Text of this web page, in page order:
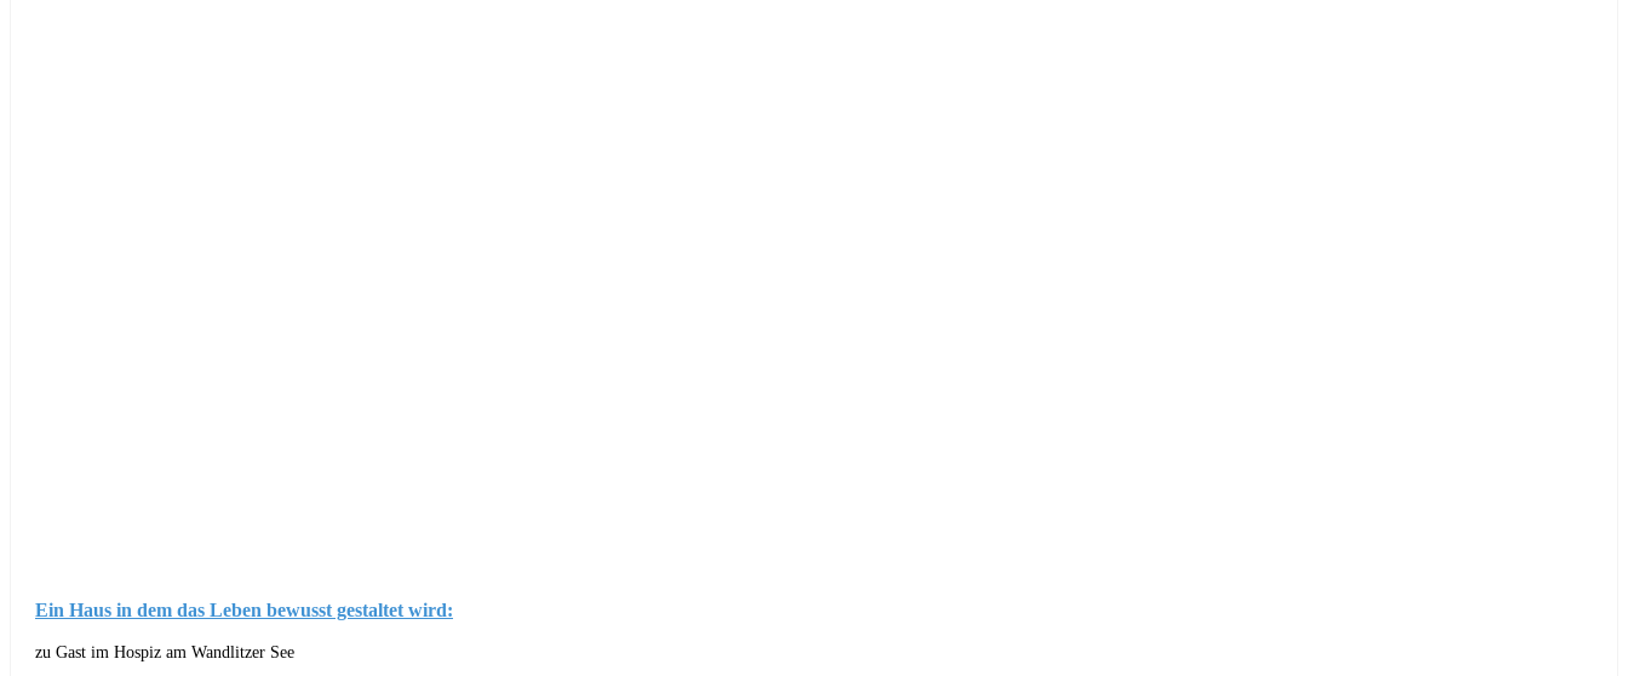
Ein Haus in dem das Leben bewusst gestaltet wird:
zu Gast im Hospiz am Wandlitzer See